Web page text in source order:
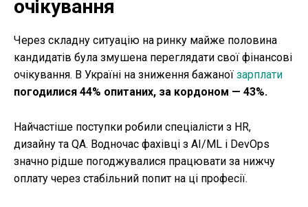
очікування
Через складну ситуацію на ринку майже половина
кандидатів була змушена переглядати свої фінансові
очікування. В Україні на зниження бажаної зарплати
погодилися 44% опитаних, за кордоном — 43%.
Найчастіше поступки робили спеціалісти з HR,
дизайну та QA. Водночас фахівці з AI/ML і DevOps
значно рідше погоджувалися працювати за нижчу
оплату через стабільний попит на ці професії.